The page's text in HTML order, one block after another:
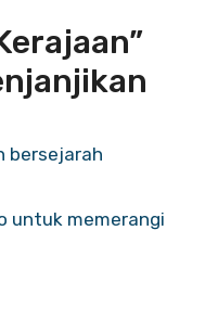
bersejarah
untuk memerangi